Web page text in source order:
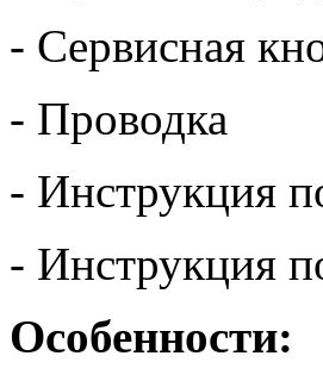
- Сервисная
- Проводка
- Инструкция
- Инструкция
Особенности: